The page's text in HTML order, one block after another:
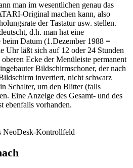
man im wesentlichen genau das
Original machen kann, also
der Tastatur usw. stellen.
d.h. man hat eine
beim Datum (1.Dezember 1988 =
Uhr läßt sich auf 12 oder 24 Stunden
Ecke der Menüleiste permanent
Bildschirmschoner, der nach
invertiert, nicht schwarz
Schalter, um den Blitter (falls
Eine Anzeige des Gesamt- und des
ebenfalls vorhanden.
NeoDesk-Kontrollfeld